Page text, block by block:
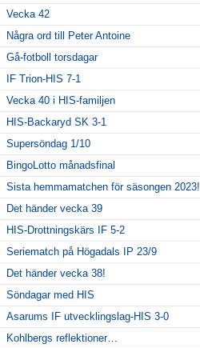
Vecka 42
Några ord till Peter Antoine
Gå-fotboll torsdagar
IF Trion-HIS 7-1
Vecka 40 i HIS-familjen
HIS-Backaryd SK 3-1
Supersöndag 1/10
BingoLotto månadsfinal
Sista hemmamatchen för säsongen 2023!
Det händer vecka 39
HIS-Drottningskärs IF 5-2
Seriematch på Högadals IP 23/9
Det händer vecka 38!
Söndagar med HIS
Asarums IF utvecklingslag-HIS 3-0
Kohlbergs reflektioner…